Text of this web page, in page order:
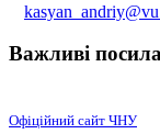
Важливі
Офіційний сайт ЧНУ